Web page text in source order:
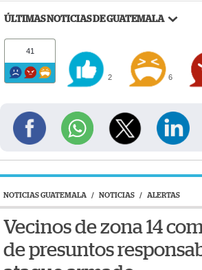
ÚLTIMAS NOTICIAS DE GUATEMALA
41
2 6
NOTICIAS GUATEMALA / NOTICIAS / ALERTAS
Vecinos de zona 14
de presuntos